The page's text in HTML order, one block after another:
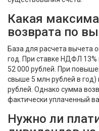
Какая
возврата по
База для расчета вычета
год. При ставке НДФЛ
52 000 рублей. При
свыше 5 млн рублей в год)
рублей. Однако сумма
фактически уплаченный
Нужно ли